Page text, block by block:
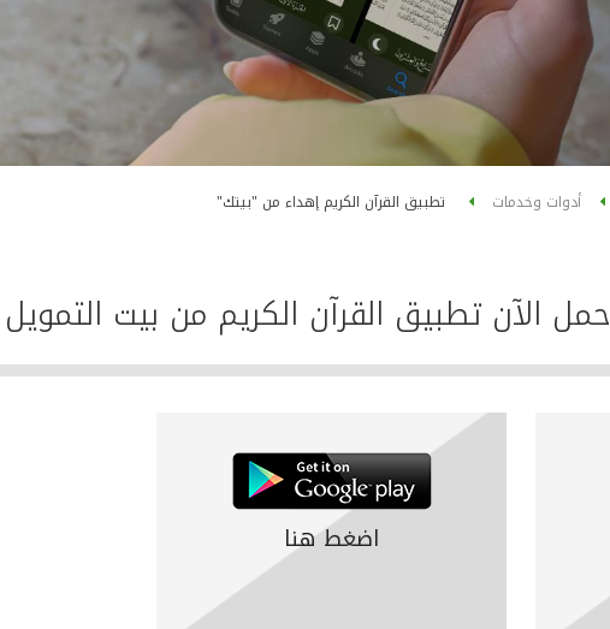
أدوات وخدمات تطبيق القرآن الكريم إهداء من "بيتك"
حمل الآن تطبيق القرآن الكريم من بيت
اضغط هنا